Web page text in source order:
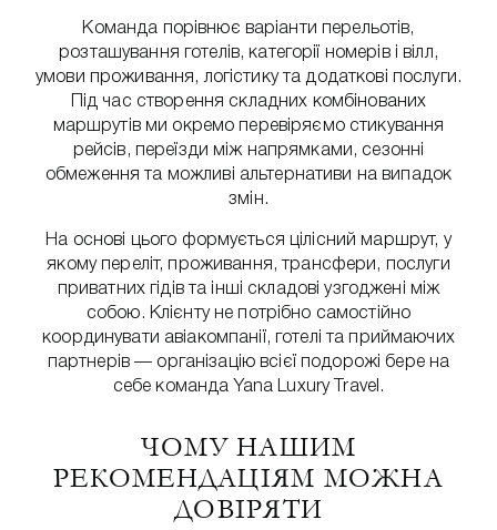
Команда порівнює варіанти перельотів,
розташування готелів, категорії номерів і вілл,
умови проживання, логістику та додаткові послуги.
Під час створення складних комбінованих
маршрутів ми окремо перевіряємо стикування
рейсів, переїзди між напрямками, сезонні
обмеження та можливі альтернативи на випадок
змін.
На основі цього формується цілісний маршрут, у
якому переліт, проживання, трансфери, послуги
приватних гідів та інші складові узгоджені між
собою. Клієнту не потрібно самостійно
координувати авіакомпанії, готелі та приймаючих
партнерів — організацію всієї подорожі бере на
себе команда Yana Luxury Travel.
ЧОМУ НАШИМ
РЕКОМЕНДАЦІЯМ МОЖНА
ДОВІРЯТИ